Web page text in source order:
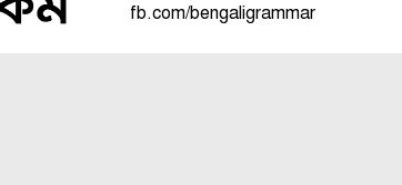
fb.com/bengaligrammar